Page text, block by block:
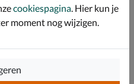
cookiespagina . Hier kun je
moment nog wijzigen.